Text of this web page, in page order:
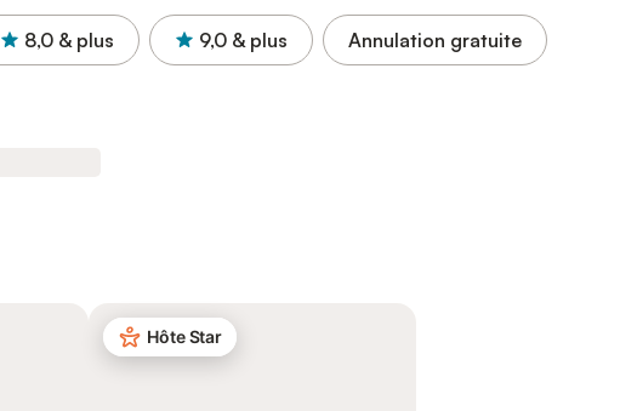
8,0 & plus 9,0 & plus Annulation gratuite
Hôte Star